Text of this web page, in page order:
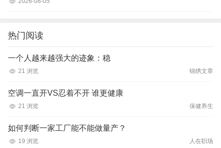
热门阅读
一个人越来越强大的迹象：稳
21 浏览 锦绣文章
空调一直开VS忍着不开 谁更健康
21 浏览 保健养生
如何判断一家工厂能不能做量产？
19 浏览 人在职场